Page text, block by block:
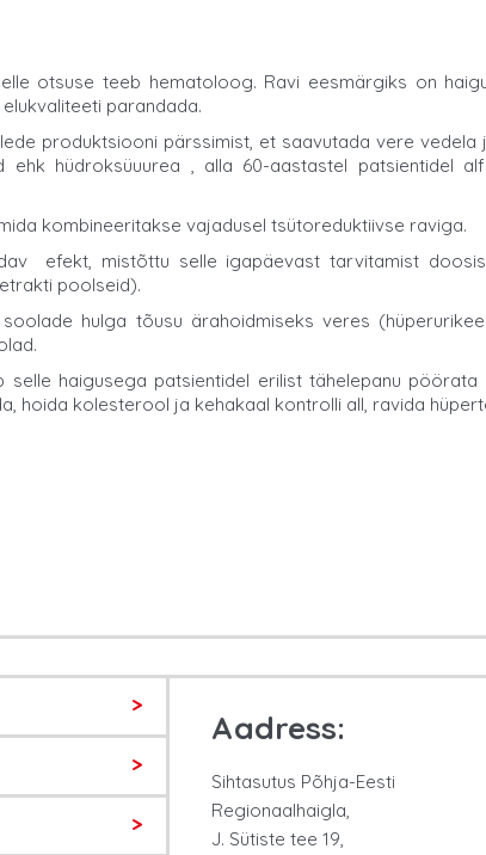
otsuse teeb hematoloog. Ravi eesmärgiks on
parandada.
produktsiooni pärssimist, et saavutada vere
ehk hüdroksüuurea , alla 60-aastastel patsientidel
mida kombineeritakse vajadusel tsütoreduktiivse raviga.
efekt, mistõttu selle igapäevast tarvitamist
poolseid).
hulga tõusu ärahoidmiseks veres
selle haigusega patsientidel erilist tähelepanu
hoida kolesterool ja kehakaal kontrolli all, ravida
Aadress:
Sihtasutus Põhja-Eesti
Regionaalhaigla,
J. Sütiste tee 19,